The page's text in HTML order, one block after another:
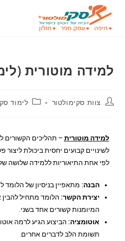
למידה מוטורית
צוות סקימולטור לימוד
למידה מוטורית – תהליכים הקשורים
לשינויים קבועים יחסית ביכולת ליצור
לפי אחת התיאוריות ללמידה שלושה
הבנה: מתאפיין בניסיון של הלומד
יצירת הקשר: הלומד מתחיל להבין
המיומנות קשורים אחד בשני.
אוטומציה: הביצוע הגיע לרמה
תשומת הלב לדברים אחרים.